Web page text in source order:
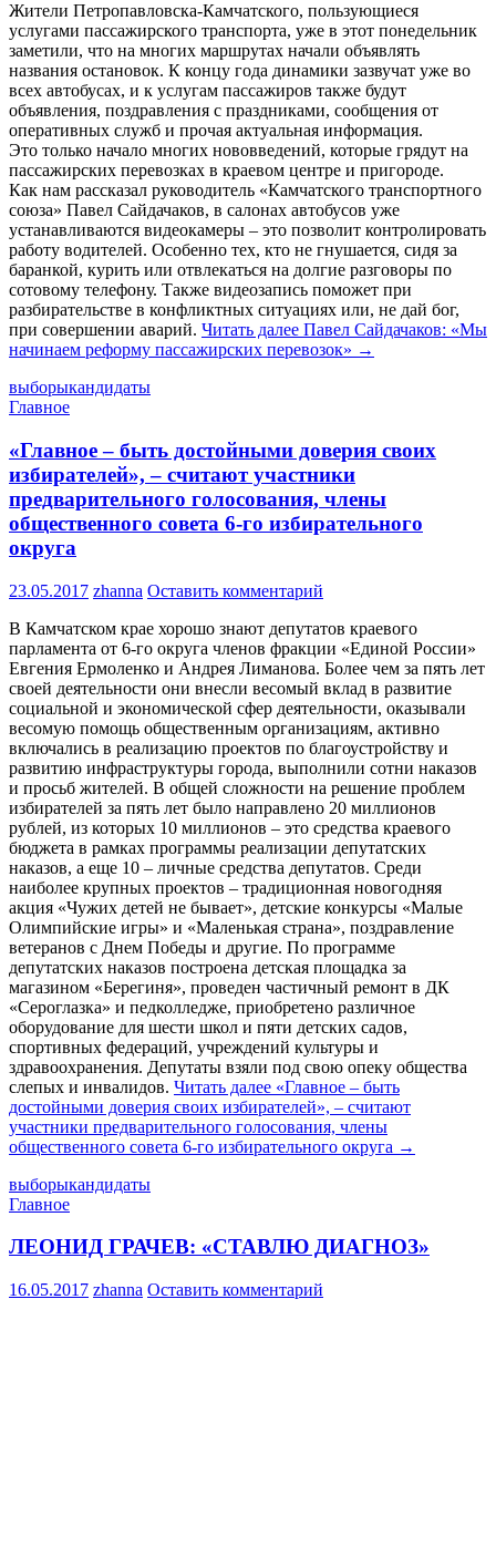
Жители Петропавловска-Камчатского, пользующиеся
услугами пассажирского транспорта, уже в этот понедельник
заметили, что на многих маршрутах начали объявлять
названия остановок. К концу года динамики зазвучат уже во
всех автобусах, и к услугам пассажиров также будут
объявления, поздравления с праздниками, сообщения от
оперативных служб и прочая актуальная информация.
Это только начало многих нововведений, которые грядут на
пассажирских перевозках в краевом центре и пригороде.
Как нам рассказал руководитель «Камчатского транспортного
союза» Павел Сайдачаков, в салонах автобусов уже
устанавливаются видеокамеры – это позволит контролировать
работу водителей. Особенно тех, кто не гнушается, сидя за
баранкой, курить или отвлекаться на долгие разговоры по
сотовому телефону. Также видеозапись поможет при
разбирательстве в конфликтных ситуациях или, не дай бог,
при совершении аварий. Читать далее Павел Сайдачаков: «Мы
начинаем реформу пассажирских перевозок» →
выборыкандидаты
Главное
«Главное – быть достойными доверия своих
избирателей», – считают участники
предварительного голосования, члены
общественного совета 6-го избирательного
округа
23.05.2017 zhanna Оставить комментарий
В Камчатском крае хорошо знают депутатов краевого
парламента от 6-го округа членов фракции «Единой России»
Евгения Ермоленко и Андрея Лиманова. Более чем за пять лет
своей деятельности они внесли весомый вклад в развитие
социальной и экономической сфер деятельности, оказывали
весомую помощь общественным организациям, активно
включались в реализацию проектов по благоустройству и
развитию инфраструктуры города, выполнили сотни наказов
и просьб жителей. В общей сложности на решение проблем
избирателей за пять лет было направлено 20 миллионов
рублей, из которых 10 миллионов – это средства краевого
бюджета в рамках программы реализации депутатских
наказов, а еще 10 – личные средства депутатов. Среди
наиболее крупных проектов – традиционная новогодняя
акция «Чужих детей не бывает», детские конкурсы «Малые
Олимпийские игры» и «Маленькая страна», поздравление
ветеранов с Днем Победы и другие. По программе
депутатских наказов построена детская площадка за
магазином «Берегиня», проведен частичный ремонт в ДК
«Сероглазка» и педколледже, приобретено различное
оборудование для шести школ и пяти детских садов,
спортивных федераций, учреждений культуры и
здравоохранения. Депутаты взяли под свою опеку общества
слепых и инвалидов. Читать далее «Главное – быть
достойными доверия своих избирателей», – считают
участники предварительного голосования, члены
общественного совета 6-го избирательного округа →
выборыкандидаты
Главное
ЛЕОНИД ГРАЧЕВ: «СТАВЛЮ ДИАГНОЗ»
16.05.2017 zhanna Оставить комментарий